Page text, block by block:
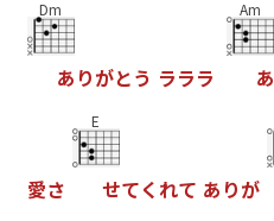
Dm
あ りがとう ラララ
Am
あ
愛さ
E
せてく れて あ りが